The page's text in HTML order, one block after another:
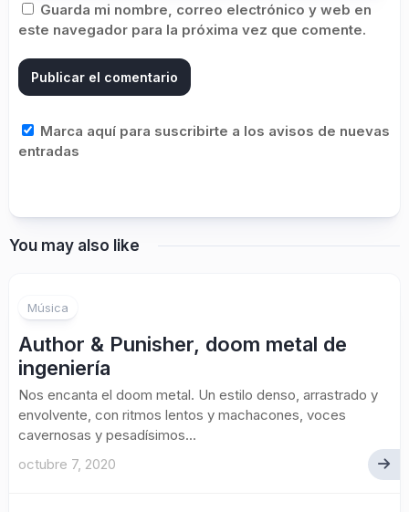
Guarda mi nombre, correo electrónico y web en
este navegador para la próxima vez que comente.
Marca aquí para suscribirte a los avisos de nuevas
entradas
You may also like
Música
Author & Punisher, doom metal de
ingeniería
Nos encanta el doom metal. Un estilo denso, arrastrado y
envolvente, con ritmos lentos y machacones, voces
cavernosas y pesadísimos...
octubre 7, 2020